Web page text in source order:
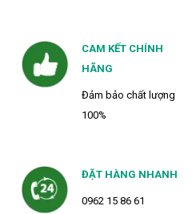
CAM KẾT CHÍNH
HÃNG
Đảm bảo chất lượng
100%
ĐẶT HÀNG NHANH
0962 15 86 61